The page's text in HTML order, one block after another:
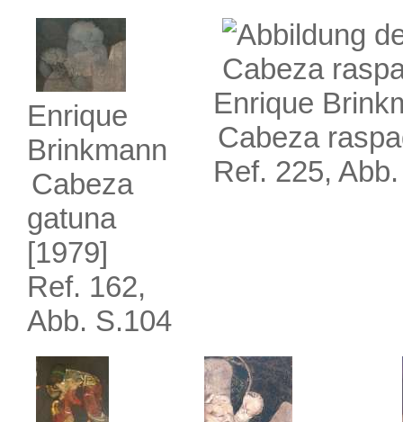
Enrique
Brinkmann
Cabeza
gatuna
[1979]
Ref. 162,
Abb. S.104
Enrique
Cabeza
Ref. 225,